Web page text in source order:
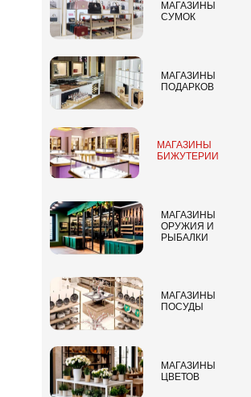
МАГАЗИНЫ
СУМОК
МАГАЗИНЫ
ПОДАРКОВ
МАГАЗИНЫ
БИЖУТЕРИИ
МАГАЗИНЫ
ОРУЖИЯ И
РЫБАЛКИ
МАГАЗИНЫ
ПОСУДЫ
МАГАЗИНЫ
ЦВЕТОВ